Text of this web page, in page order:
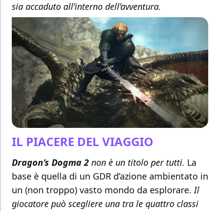
sia accaduto all’interno dell’avventura.
IL PIACERE DEL VIAGGIO
Dragon’s Dogma 2 non è un titolo per tutti. La
base è quella di un GDR d’azione ambientato in
un (non troppo) vasto mondo da esplorare.Il
giocatore può scegliere una tra le quattro classi